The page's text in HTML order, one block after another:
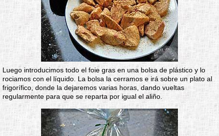
Luego introducimos todo el foie gras en una bolsa de plástico y lo
rociamos con el líquido. La bolsa la cerramos e irá sobre un plato al
frigorífico, donde la dejaremos varias horas, dando vueltas
regularmente para que se reparta por igual el aliño.